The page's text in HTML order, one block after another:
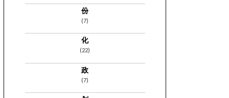
份
(7)
化
(22)
政
(7)